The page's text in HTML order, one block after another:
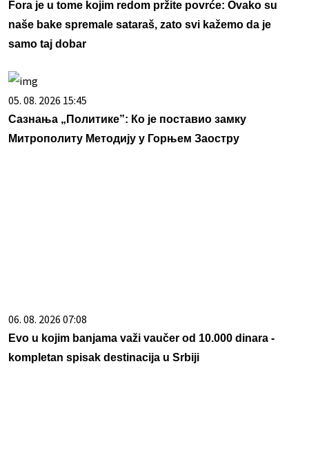
Fora je u tome kojim redom pržite povrće: Ovako su
naše bake spremale sataraš, zato svi kažemo da je
samo taj dobar
05. 08. 2026 15:45
Сазнања „Политике”: Ко је поставио замку
Митрополиту Методију у Горњем Заостру
06. 08. 2026 07:08
Evo u kojim banjama važi vaučer od 10.000 dinara -
kompletan spisak destinacija u Srbiji